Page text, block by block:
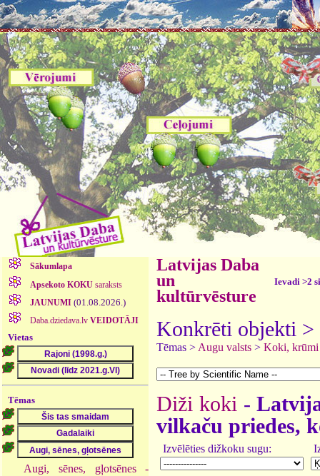
Sākumlapa
Apsekoto KOKUsaraksts
JAUNUMI (01.08.2026.)
Daba.dziedava.lv VEIDOTĀJI
Vietas
Tēmas
Augi, sēnes, gļotsēnes -
Latvijas Daba
un
kultūrvēsture
Ievadi >2
Konkrēti objekti >
Tēmas > Augu valsts > Koki, krūmi
Diži koki -
vilkaču priedes,
Izvēlēties dižkoku sugu: